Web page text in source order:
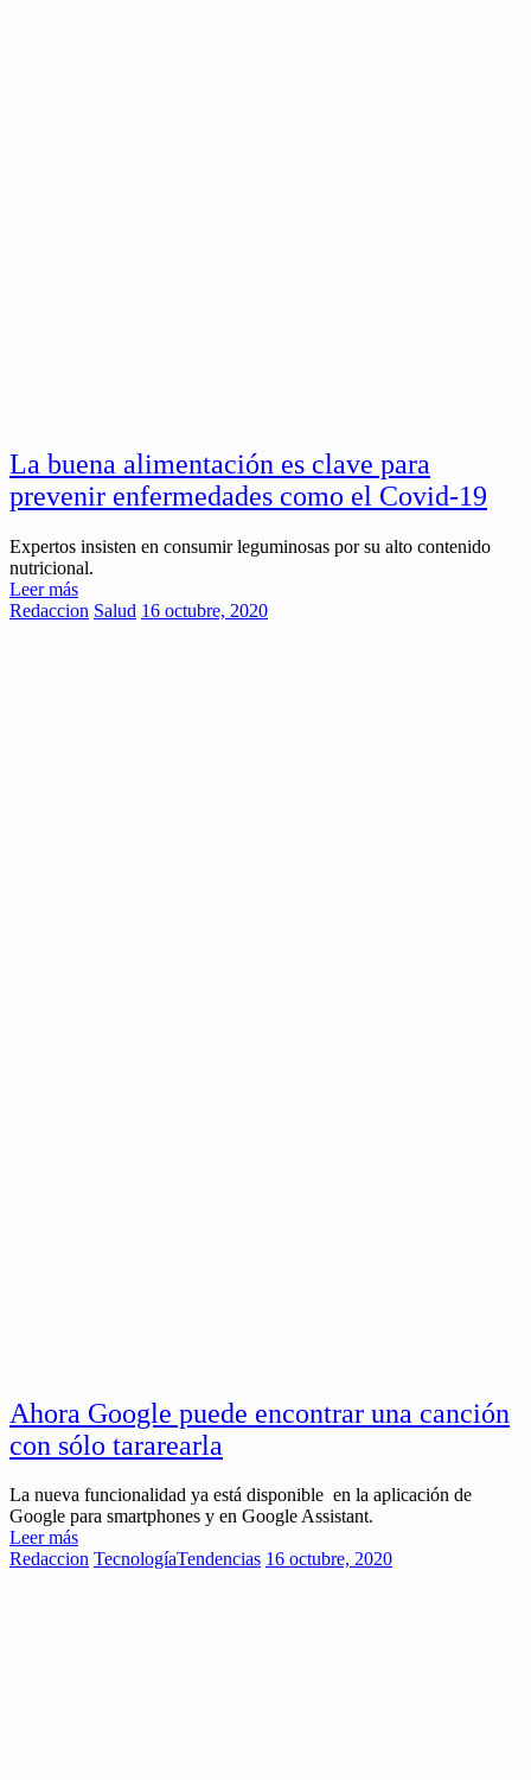
La buena alimentación es clave para
prevenir enfermedades como el Covid-19
Expertos insisten en consumir leguminosas por su alto contenido
nutricional.
Leer más
Redaccion Salud 16 octubre, 2020
Ahora Google puede encontrar una canción
con sólo tararearla
La nueva funcionalidad ya está disponible en la aplicación de
Google para smartphones y en Google Assistant.
Leer más
Redaccion TecnologíaTendencias 16 octubre, 2020